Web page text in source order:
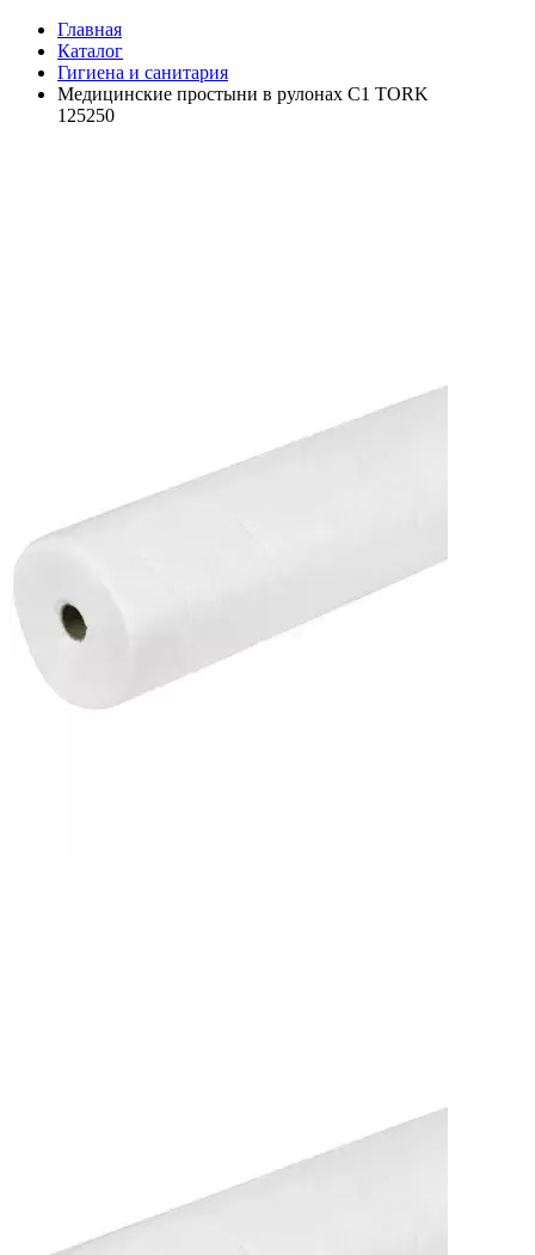
Главная
Каталог
Гигиена и санитария
Медицинские простыни в рулонах C1 TORK
125250